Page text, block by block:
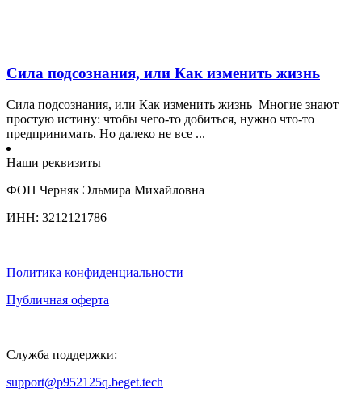
Сила подсознания, или Как изменить жизнь
Сила подсознания, или Как изменить жизнь Многие знают
простую истину: чтобы чего-то добиться, нужно что-то
предпринимать. Но далеко не все ...
Наши реквизиты
ФОП Черняк Эльмира Михайловна
ИНН: 3212121786
Политика конфиденциальности
Публичная оферта
Служба поддержки:
support@p952125q.beget.tech